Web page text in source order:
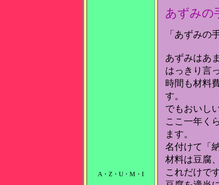
A・Z・U・M・I
あずみの
「あずみの
あずみはあ
はっきり言
時間も材料
す。
でもおいし
ここ一年く
ます。
名付けて「
材料は豆腐
これだけで